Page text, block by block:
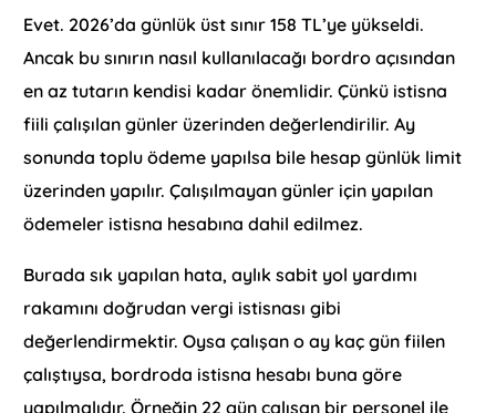
Evet. 2026’da günlük üst sınır 158 TL’ye yükseldi.
Ancak bu sınırın nasıl kullanılacağı bordro açısından
en az tutarın kendisi kadar önemlidir. Çünkü istisna
fiili çalışılan günler üzerinden değerlendirilir. Ay
sonunda toplu ödeme yapılsa bile hesap günlük limit
üzerinden yapılır. Çalışılmayan günler için yapılan
ödemeler istisna hesabına dahil edilmez.
Burada sık yapılan hata, aylık sabit yol yardımı
rakamını doğrudan vergi istisnası gibi
değerlendirmektir. Oysa çalışan o ay kaç gün fiilen
çalıştıysa, bordroda istisna hesabı buna göre
yapılmalıdır. Örneğin 22 gün çalışan bir personel ile